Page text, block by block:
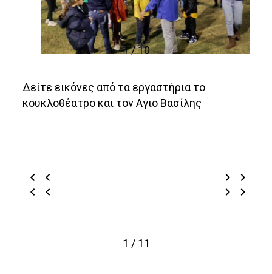
1 / 10
Δείτε εικόνες από τα εργαστήρια το
κουκλοθέατρο και τον Αγιο Βασίλης
1 / 11